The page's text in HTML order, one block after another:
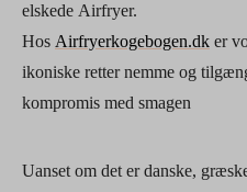
elskede Airfryer.
Hos Airfryerkogebogen.dk er
ikoniske retter nemme og
kompromis med smagen
Uanset om det er danske,